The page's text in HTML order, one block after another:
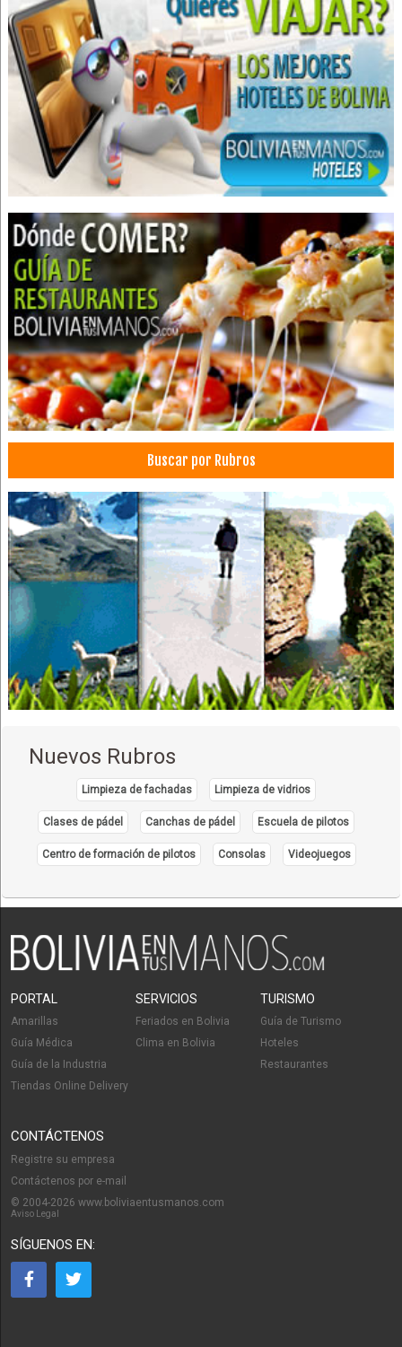
Buscar por Rubros
Nuevos Rubros
Limpieza de fachadas Limpieza de vidrios
Clases de pádel Canchas de pádel Escuela de pilotos
Centro de formación de pilotos Consolas Videojuegos
PORTAL
Amarillas
Guía Médica
Guía de la Industria
Tiendas Online Delivery
SERVICIOS
Feriados en Bolivia
Clima en Bolivia
TURISMO
Guía de Turismo
Hoteles
Restaurantes
CONTÁCTENOS
Registre su empresa
Contáctenos por e-mail
© 2004-2026 www.boliviaentusmanos.com
Aviso Legal
SÍGUENOS EN: